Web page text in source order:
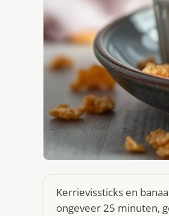
Kerrievissticks en
ongeveer 25 minuten,